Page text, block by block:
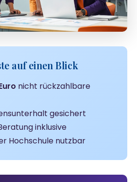
auf einen Blick
nicht rückzahlbare
gesichert
inklusive
Hochschule nutzbar